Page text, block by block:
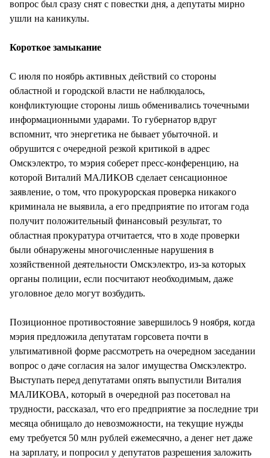
вопрос был сразу снят с повестки дня, а депутаты мирно
ушли на каникулы.
Короткое замыкание
С июля по ноябрь активных действий со стороны
областной и городской власти не наблюдалось,
конфликтующие стороны лишь обменивались точечными
информационными ударами. То губернатор вдруг
вспомнит, что энергетика не бывает убыточной. и
обрушится с очередной резкой критикой в адрес
Омскэлектро, то мэрия соберет пресс-конференцию, на
которой Виталий МАЛИКОВ сделает сенсационное
заявление, о том, что прокурорская проверка никакого
криминала не выявила, а его предприятие по итогам года
получит положительный финансовый результат, то
областная прокуратура отчитается, что в ходе проверки
были обнаружены многочисленные нарушения в
хозяйственной деятельности Омскэлектро, из-за которых
органы полиции, если посчитают необходимым, даже
уголовное дело могут возбудить.
Позиционное противостояние завершилось 9 ноября, когда
мэрия предложила депутатам горсовета почти в
ультимативной форме рассмотреть на очередном заседании
вопрос о даче согласия на залог имущества Омскэлектро.
Выступать перед депутатами опять выпустили Виталия
МАЛИКОВА, который в очередной раз посетовал на
трудности, рассказал, что его предприятие за последние три
месяца обнищало до невозможности, на текущие нужды
ему требуется 50 млн рублей ежемесячно, а денег нет даже
на зарплату, и попросил у депутатов разрешения заложить